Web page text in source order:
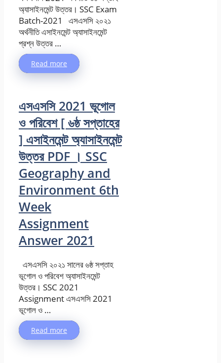
অ্যাসাইনমেন্ট উত্তর। SSC Exam
Batch-2021 এসএসসি ২০২১
অর্থনীতি এসাইনমেন্ট অ্যাসাইনমেন্ট
প্রশ্ন উত্তর …
Read more
এসএসসি 2021 ভূগোল
ও পরিবেশ [ ৬ষ্ঠ সপ্তাহের
] এসাইনমেন্ট অ্যাসাইনমেন্ট
উত্তর PDF । SSC
Geography and
Environment 6th
Week
Assignment
Answer 2021
এসএসসি ২০২১ সালের ৬ষ্ঠ সপ্তাহ
ভূগোল ও পরিবেশ অ্যাসাইনমেন্ট
উত্তর। SSC 2021
Assignment এসএসসি 2021
ভূগোল ও …
Read more